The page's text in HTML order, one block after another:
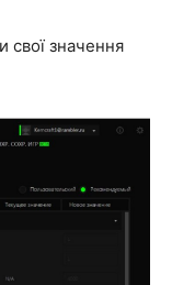
значення